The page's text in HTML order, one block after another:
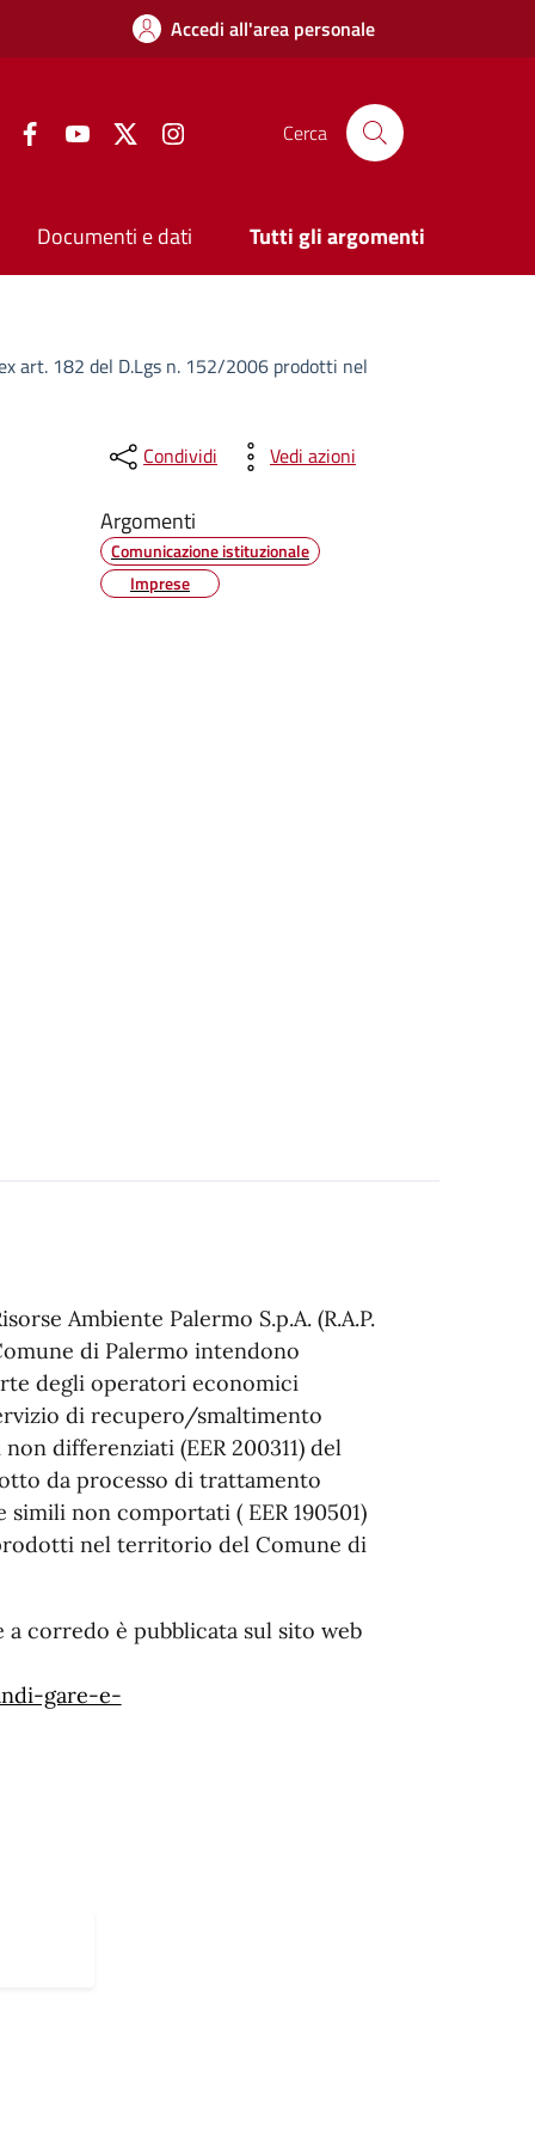
Accedi all'area personale
FacebookYouTube Twitter Cerca
Documenti e dati Tutti gli argomenti
art. 182 del D.Lgs n. 152/2006 prodotti nel
Condividi Vedi azioni
Argomenti
Comunicazione istituzionale
Imprese
Ambiente Palermo S.p.A. (R.A.P.
di Palermo intendono
degli operatori economici
di recupero/smaltimento
differenziati (EER 200311) del
da processo di trattamento
non comportati ( EER 190501)
nel territorio del Comune di
corredo è pubblicata sul sito web
gare-e-